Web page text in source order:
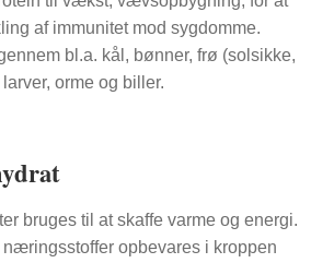
af immunitet mod sygdomme.
bl.a. kål, bønner, frø (solsikke,
orme og biller.
bruges til at skaffe varme og energi.
opbevares i kroppen